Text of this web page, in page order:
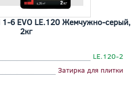
1-6 EVO LE.120 Жемчужно-серый,
2кг
LE.120-2
Затирка для плитки